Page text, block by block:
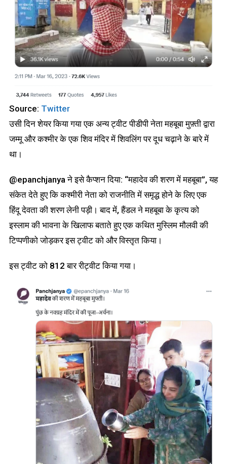
Source: Twitter
उसी दिन शेयर किया गया एक अन्य ट्वीट पीडीपी नेता महबूबा मुफ़्ती द्वारा
जम्मू और कश्मीर के एक शिव मंदिर में शिवलिंग पर दूध चढ़ाने के बारे में
था।
@epanchjanya ने इसे कैप्शन दिया: “महादेव की शरण में महबूबा”, यह
संकेत देते हुए कि कश्मीरी नेता को राजनीति में समृद्ध होने के लिए एक
हिंदू देवता की शरण लेनी पड़ी। बाद में, हैंडल ने महबूबा के कृत्य को
इस्लाम की भावना के खिलाफ बताते हुए एक कथित मुस्लिम मौलवी की
टिप्पणीको जोड़कर इस ट्वीट को और विस्तृत किया।
इस ट्वीट को 812 बार रीट्वीट किया गया।